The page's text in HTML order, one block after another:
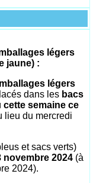
légers
jaune) :
légers
dans les bacs
cette semaine ce
lieu du mercredi
et sacs verts)
novembre 2024 (à
2024).